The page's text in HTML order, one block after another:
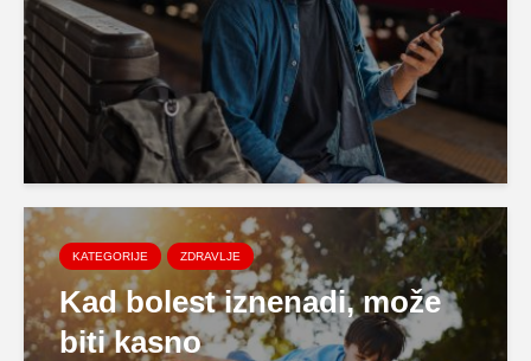
KATEGORIJE ZDRAVLJE
Kad bolest iznenadi, može
biti kasno